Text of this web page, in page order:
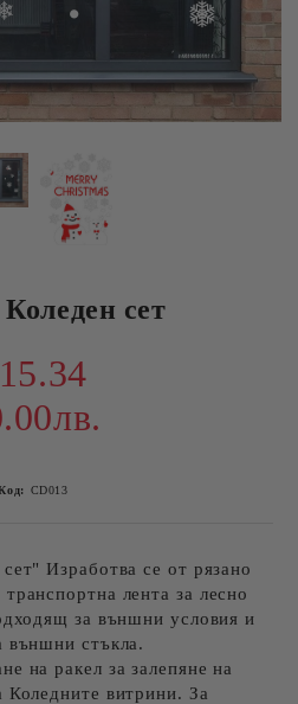
сет
CD013
Изработва се от рязано
лента за лесно
за външни условия и
външни стъкла.
на ракел за залепяне на
Коледните витрини. За